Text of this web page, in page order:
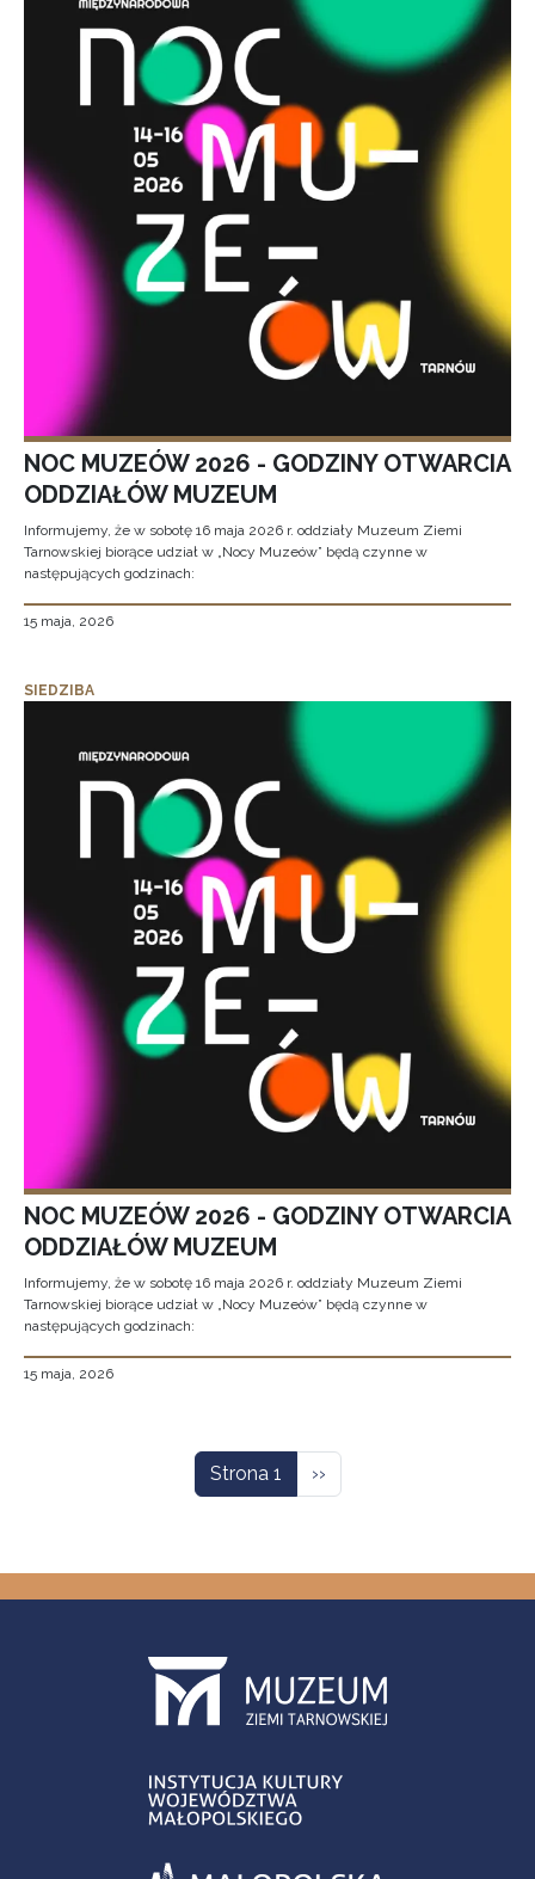
NOC MUZEÓW 2026 - GODZINY OTWARCIA
ODDZIAŁÓW MUZEUM
Informujemy, że w sobotę 16 maja 2026 r. oddziały Muzeum Ziemi
Tarnowskiej biorące udział w „Nocy Muzeów” będą czynne w
następujących godzinach:
15 maja, 2026
SIEDZIBA
NOC MUZEÓW 2026 - GODZINY OTWARCIA
ODDZIAŁÓW MUZEUM
Informujemy, że w sobotę 16 maja 2026 r. oddziały Muzeum Ziemi
Tarnowskiej biorące udział w „Nocy Muzeów” będą czynne w
następujących godzinach:
15 maja, 2026
Strona 1 Następna strona
››